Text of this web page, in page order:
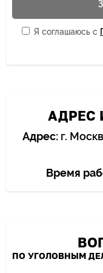
Я соглашаюсь с
АДРЕС
Адрес:г.
Время
ПО УГОЛОВНЫМ